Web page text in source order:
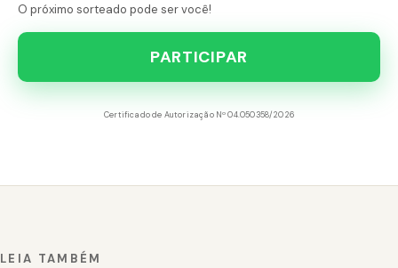
O próximo sorteado pode ser você!
PARTICIPAR
Certificado de Autorização Nº 04.050358/2026
LEIA TAMBÉM